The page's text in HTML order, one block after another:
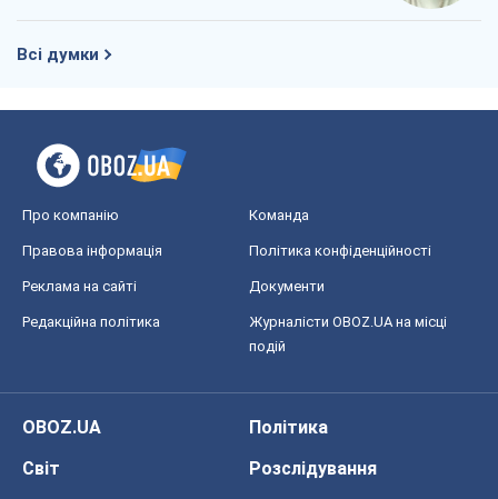
Всі думки
Про компанію Команда
Правова інформація Політика конфіденційності
Реклама на сайті Документи
Редакційна політика
Журналісти OBOZ.UA на місці
подій
OBOZ.UA
Політика
Світ
Розслідування